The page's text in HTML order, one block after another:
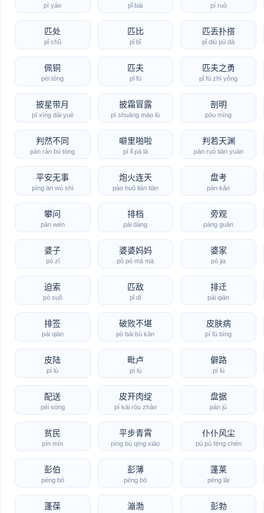
pì yáo pǐ bài pí ruò
匹处
pǐ chǔ
匹比
pǐ bǐ
匹丢扑搭
pǐ diū pū dā
佩铜
pèi tóng
匹夫
pǐ fū
匹夫之勇
pǐ fū zhī yǒng
披星带月
pī xīng dài yuè
披霜冒露
pī shuāng mào lù
剖明
pōu míng
判然不同
pàn rán bù tóng
噼里啪啦
pī lǐ pā lā
判若天渊
pàn ruò tiān yuān
平安无事
píng ān wú shì
炮火连天
pào huǒ lián tiān
盘考
pán kǎo
攀问
pān wèn
排档
pái dàng
旁观
páng guān
婆子
pó zǐ
婆婆妈妈
pó pó mā mā
婆家
pó jia
迫索
pò suǒ
匹敌
pǐ dí
排迁
pái qiān
排签
pái qiān
破败不堪
pò bài bù kān
皮肤病
pí fū bìng
皮陆
pí lù
毗卢
pí lú
僻路
pì lù
配送
pèi sòng
皮开肉绽
pí kāi ròu zhàn
盘据
pán jù
贫民
pín mín
平步青霄
píng bù qīng xiāo
仆仆风尘
pú pú fēng chén
彭伯
péng bó
彭薄
péng bó
蓬莱
péng lái
蓬葆 漰渤 彭勃